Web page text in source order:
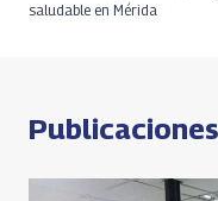
o
ds
de
saludable en Mérida